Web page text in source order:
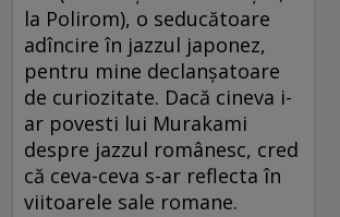
la Polirom), o seducătoare
adîncire în jazzul japonez,
pentru mine declanșatoare
de curiozitate. Dacă cineva i-
ar povesti lui Murakami
despre jazzul românesc, cred
că ceva-ceva s-ar reflecta în
viitoarele sale romane.